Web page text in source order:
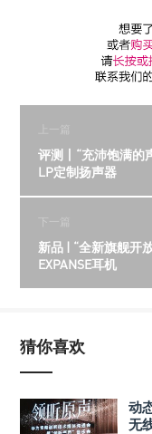
上一篇
评测丨“充沛饱满的
LP定制扬声器
下一篇
新品 | “全新旗舰开
EXPANSE耳机
猜你喜欢
动
无